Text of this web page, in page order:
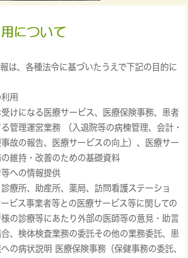
は、各種法令に基づいたうえで下記の目的に
用
けになる医療サービス、医療保険事務、患者
管理運営業務 （入退院等の病棟管理、会計・
故の報告、医療サービスの向上）、医療サー
の維持・改善のための基礎資料
への情報提供
療所、助産所、薬局、訪問看護ステーショ
ビス事業者等との医療サービス等に関しての
の診療等にあたり外部の医師等の意見・助言
、検体検査業務の委託その他の業務委託、患
の病状説明 医療保険事務（保健事務の委託、